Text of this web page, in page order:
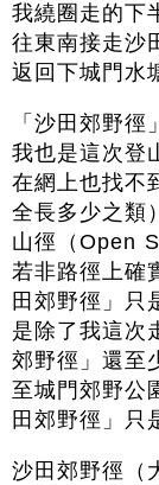
我繞圈走的下
往東南接走沙
返回下城門水
「沙田郊野
我也是這次登
在網上也找不
全長多少之類
山徑（Open
若非路徑上確
田郊野徑」只
是除了我這次
郊野徑」還至
至城門郊野公
田郊野徑」只
沙田郊野徑（